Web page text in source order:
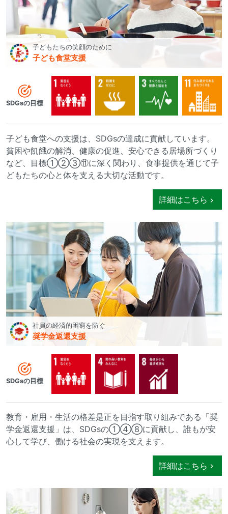
子どもたちの笑顔のために
子ども食堂支援
SDGsの目標
子ども食堂への支援は、SDGsの達成に貢献しています。
貧困や飢餓の解消、健康の促進、安心できる居場所づくり
など、目標①②③⑪に深く関わり、食事提供を通じて子
どもたちの心と体を支える大切な活動です。
詳細はこちら
社員の経済的困窮を防ぐ
奨学金返還支援
SDGsの目標
教育・雇用・生活の格差是正を目指す取り組みである「奨
学金返還支援」は、SDGsの①④⑧に貢献し、誰もが安
心して学び、働ける社会の実現を支えます。
詳細はこちら